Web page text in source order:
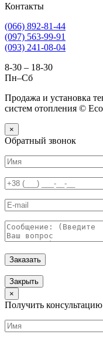
Контакты
(066) 892-81-44
(097) 563-99-91
(093) 241-08-04
8-30 – 18-30
Пн–Сб
Продажа и установка
систем отопления ©
×
Обратный звонок
Заказать
Закрыть
×
Получить консультацию